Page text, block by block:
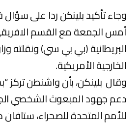
وجاء تأكيد بلينكن ردا على سؤال
أمس الجمعة مع القسم
البريطانية (بي بي سي) ونقلته
الخارجية الأمريكية.
وقال بلينكن، بأن واشنطن تركز
دعم جهود المبعوث الشخصي
للأمم المتحدة للصحراء،